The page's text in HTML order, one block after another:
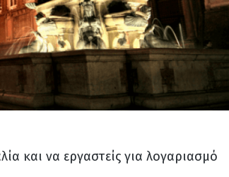
και να εργαστείς για λογαριασμό